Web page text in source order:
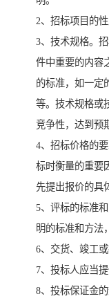
2、招标项目的性
3、技术规格。
件中重要的内容
的标准，如一定
等。技术规格或
竞争性，达到预
4、招标价格的
标时衡量的重要
先提出报价的具
5、评标的标准
明的标准和方法
6、交货、竣工
7、投标人应当
8、投标保证金